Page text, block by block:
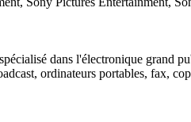
dans l'électronique grand
ordinateurs portables, fax,